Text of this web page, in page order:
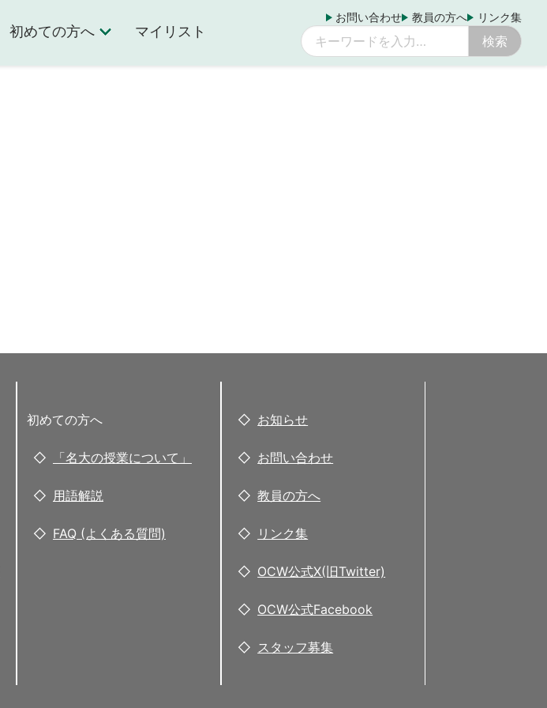
初めての方へ マイリスト
お問い合わせ 教員の方へ リンク集
初めての方へ
「名大の授業について」
用語解説
FAQ (よくある質問)
お知らせ
お問い合わせ
教員の方へ
リンク集
OCW公式X(旧Twitter)
OCW公式Facebook
スタッフ募集